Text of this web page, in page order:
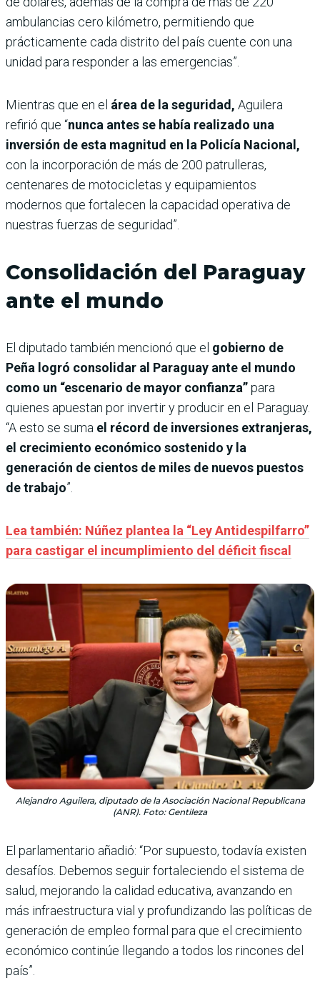
ambulancias cero kilómetro, permitiendo que
prácticamente cada distrito del país cuente con una
unidad para responder a las emergencias”.
Mientras que en el área de la seguridad, Aguilera
refirió que “nunca antes se había realizado una
inversión de esta magnitud en la Policía Nacional,
con la incorporación de más de 200 patrulleras,
centenares de motocicletas y equipamientos
modernos que fortalecen la capacidad operativa de
nuestras fuerzas de seguridad”.
Consolidación del Paraguay
ante el mundo
El diputado también mencionó que el gobierno de
Peña logró consolidar al Paraguay ante el mundo
como un “escenario de mayor confianza”para
quienes apuestan por invertir y producir en el Paraguay.
“A esto se suma el récord de inversiones extranjeras,
el crecimiento económico sostenido y la
generación de cientos de miles de nuevos puestos
de trabajo”.
Lea también: Núñez plantea la “Ley Antidespilfarro”
para castigar el incumplimiento del déficit fiscal
Alejandro Aguilera, diputado de la Asociación Nacional Republicana
(ANR). Foto: Gentileza
El parlamentario añadió: “Por supuesto, todavía existen
desafíos. Debemos seguir fortaleciendo el sistema de
salud, mejorando la calidad educativa, avanzando en
más infraestructura vial y profundizando las políticas de
generación de empleo formal para que el crecimiento
económico continúe llegando a todos los rincones del
país”.